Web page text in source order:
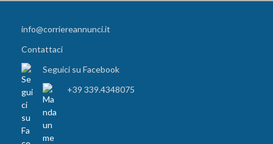
info@corriereannunci.it
Contattaci
Seguici su Facebook
+39 339.4348075